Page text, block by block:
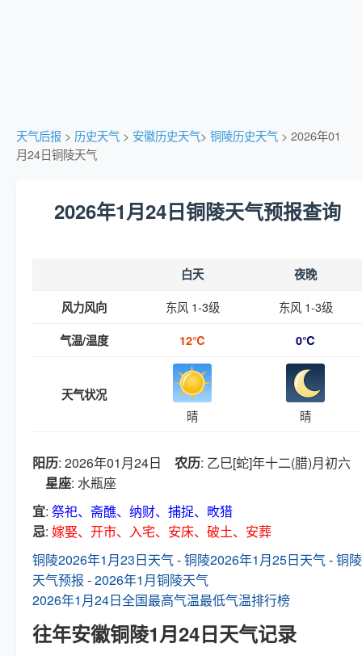
天气后报 > 历史天气 > 安徽历史天气> 铜陵历史天气 > 2026年01
月24日铜陵天气
2026年1月24日铜陵天气预报查询
白天 夜晚
风力风向 东风 1-3级 东风 1-3级
气温/温度 12℃ 0℃
天气状况
晴 晴
阳历: 2026年01月24日 农历: 乙巳[蛇]年十二(腊)月初六
星座: 水瓶座
宜: 祭祀、斋醮、纳财、捕捉、畋猎
忌: 嫁娶、开市、入宅、安床、破土、安葬
铜陵2026年1月23日天气-铜陵2026年1月25日天气-铜陵
天气预报 -2026年1月铜陵天气
2026年1月24日全国最高气温最低气温排行榜
往年安徽铜陵1月24日天气记录